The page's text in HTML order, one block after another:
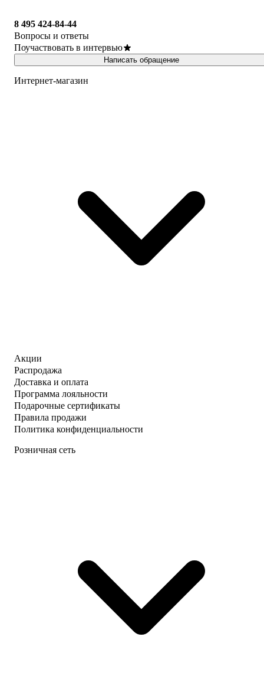
8 495 424-84-44
Вопросы и ответы
Поучаствовать в интервью
Написать обращение
Интернет-магазин
Акции
Распродажа
Доставка и оплата
Программа лояльности
Подарочные сертификаты
Правила продажи
Политика конфиденциальности
Розничная сеть